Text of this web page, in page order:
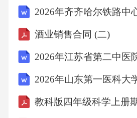
酒业销售合同 (二)